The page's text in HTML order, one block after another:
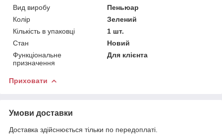
Вид виробу
Пеньюар
Колір
Зелений
Кількість в упаковці
1 шт.
Стан
Новий
Функціональне
призначення
Для клієнта
Приховати
Умови доставки
Доставка здійснюється тільки по передоплаті.